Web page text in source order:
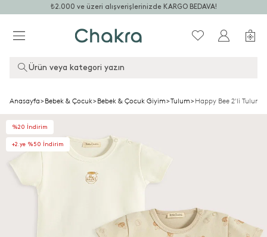
₺2.000 ve üzeri alışverişlerinizde KARGO BEDAVA!
Ürün veya kategori yazın
Anasayfa>Bebek & Çocuk>Bebek & Çocuk Giyim>Tulum>Happy Bee 2'li Tulum
%20 İndirim
+2.ye %50 İndirim